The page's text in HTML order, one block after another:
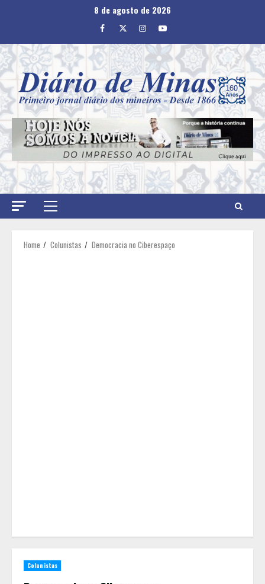
8 de agosto de 2026
Facebook
TwitterInstagram
Youtube
Primary
Home Colunistas Democracia no Ciberespaço
Colunistas